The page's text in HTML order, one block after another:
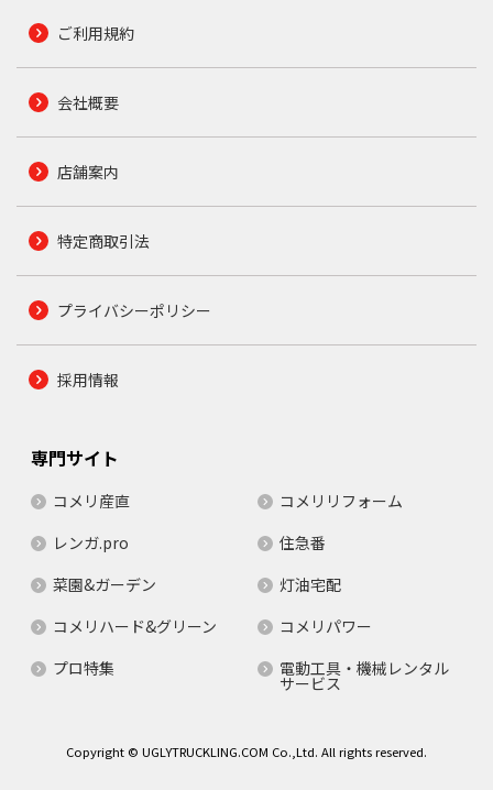
ご利用規約
会社概要
店舗案内
特定商取引法
プライバシーポリシー
採用情報
専門サイト
コメリ産直
コメリリフォーム
レンガ.pro
住急番
菜園&ガーデン
灯油宅配
コメリハード&グリーン
コメリパワー
プロ特集
電動工具・機械レンタル
サービス
Copyright © UGLYTRUCKLING.COM Co.,Ltd. All rights reserved.